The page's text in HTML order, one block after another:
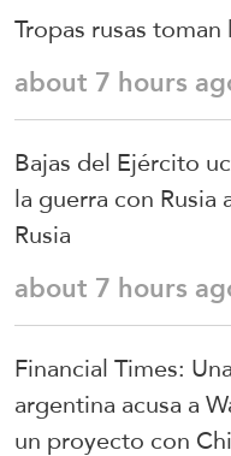
Tropas rusas
about 7 hours
Bajas del Ejército
la guerra con
Rusia
about 7 hours
Financial Times:
argentina acusa a
un proyecto con